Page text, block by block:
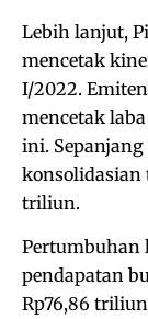
Lebih lanjut,
mencetak
I/2022.
mencetak
ini. Sepanjang
konsolidasian
triliun.
Pertumbuhan
pendapatan
Rp76,86